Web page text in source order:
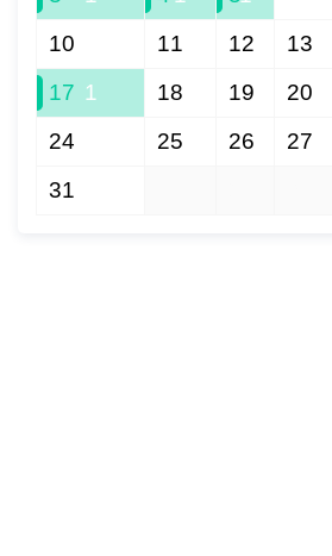
10 11 12 13
17 1 18 19 20
24 25 26 27
31